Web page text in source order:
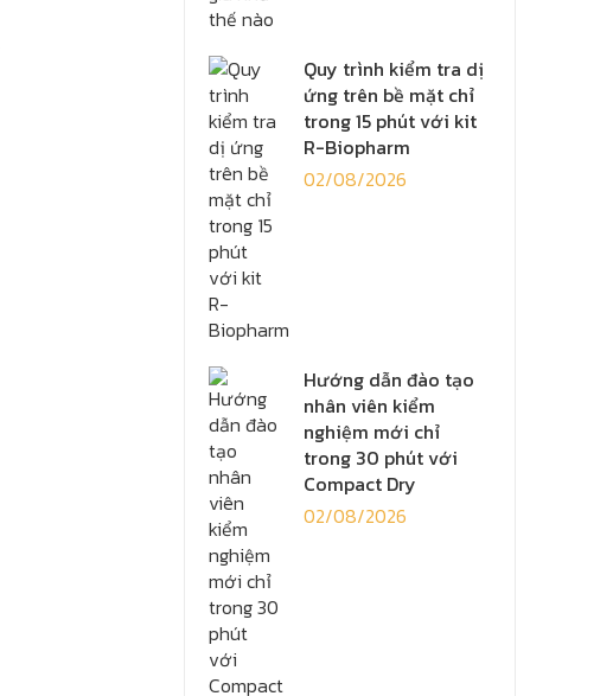
Quy trình kiểm tra dị
ứng trên bề mặt chỉ
trong 15 phút với kit
R-Biopharm
02/08/2026
Hướng dẫn đào tạo
nhân viên kiểm
nghiệm mới chỉ
trong 30 phút với
Compact Dry
02/08/2026